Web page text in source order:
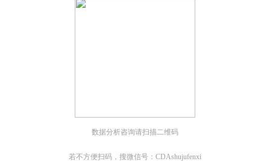
数据分析咨询请扫描二维码
若不方便扫码，搜微信号：CDAshujufenxi